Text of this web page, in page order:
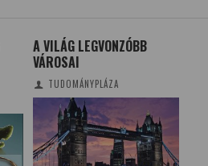
A VILÁG LEGVONZÓBB
VÁROSAI
TUDOMÁNYPLÁZA